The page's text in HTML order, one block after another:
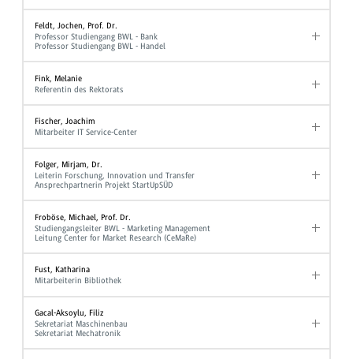
Feldt, Jochen, Prof. Dr.
Professor Studiengang BWL - Bank
Professor Studiengang BWL - Handel
Fink, Melanie
Referentin des Rektorats
Fischer, Joachim
Mitarbeiter IT Service-Center
Folger, Mirjam, Dr.
Leiterin Forschung, Innovation und Transfer
Ansprechpartnerin Projekt StartUpSÜD
Froböse, Michael, Prof. Dr.
Studiengangsleiter BWL - Marketing Management
Leitung Center for Market Research (CeMaRe)
Fust, Katharina
Mitarbeiterin Bibliothek
Gacal-Aksoylu, Filiz
Sekretariat Maschinenbau
Sekretariat Mechatronik